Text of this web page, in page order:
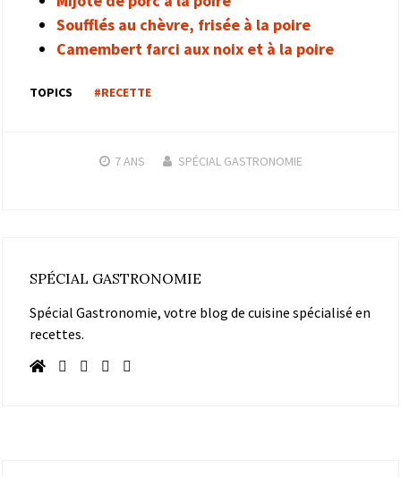
Soufflés au chèvre, frisée à la poire
Camembert farci aux noix et à la poire
TOPICS #RECETTE
7 ANS SPÉCIAL GASTRONOMIE
SPÉCIAL GASTRONOMIE
Spécial Gastronomie, votre blog de cuisine spécialisé en
recettes.